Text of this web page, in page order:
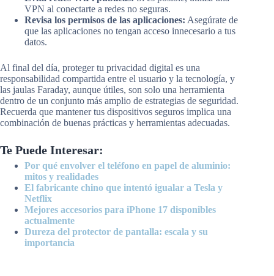
VPN al conectarte a redes no seguras.
Revisa los permisos de las aplicaciones: Asegúrate de
que las aplicaciones no tengan acceso innecesario a tus
datos.
Al final del día, proteger tu privacidad digital es una
responsabilidad compartida entre el usuario y la tecnología, y
las jaulas Faraday, aunque útiles, son solo una herramienta
dentro de un conjunto más amplio de estrategias de seguridad.
Recuerda que mantener tus dispositivos seguros implica una
combinación de buenas prácticas y herramientas adecuadas.
Te Puede Interesar:
Por qué envolver el teléfono en papel de aluminio:
mitos y realidades
El fabricante chino que intentó igualar a Tesla y
Netflix
Mejores accesorios para iPhone 17 disponibles
actualmente
Dureza del protector de pantalla: escala y su
importancia